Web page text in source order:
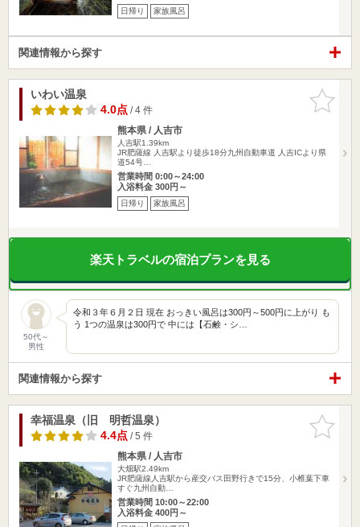
日帰り 家族風呂
関連情報から探す
お気に入
りに追加
いわい温泉
4.0点/ 4 件
熊本県 / 人吉市
人吉駅1.39km
JR肥薩線 人吉駅より徒歩18分九州自動車道 人吉ICより県
道54号…
営業時間 0:00～24:00
入浴料金 300円～
日帰り 家族風呂
楽天トラベルの宿泊プランを見る
50代～
男性
令和３年６月２日 現在 おっきい風呂は300円～500円に上がり も
う 1つの温泉は300円で 中には【石鹸・シ…
関連情報から探す
お気に入
りに追加
幸福温泉（旧 明哲温泉）
4.4点/ 5 件
熊本県 / 人吉市
大畑駅2.49km
JR肥薩線人吉駅から産交バス田野行きで15分、小椎葉下車
すぐ九州自動…
営業時間 10:00～22:00
入浴料金 400円～